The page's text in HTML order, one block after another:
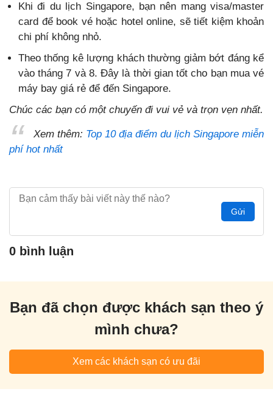
Khi đi du lịch Singapore, bạn nên mang visa/master
card để book vé hoặc hotel online, sẽ tiết kiệm khoản
chi phí không nhỏ.
Theo thống kê lượng khách thường giảm bớt đáng kể
vào tháng 7 và 8. Đây là thời gian tốt cho bạn mua vé
máy bay giá rẻ để đến Singapore.
Chúc các bạn có một chuyến đi vui vẻ và trọn vẹn nhất.
Xem thêm: Top 10 địa điểm du lịch Singapore miễn
phí hot nhất
Gửi
0 bình luận
Bạn đã chọn được khách sạn theo ý
mình chưa?
Xem các khách sạn có ưu đãi